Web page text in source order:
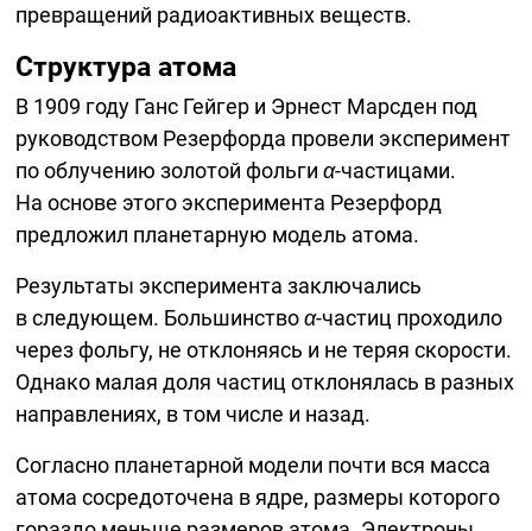
превращений радиоактивных веществ.
Структура атома
В 1909 году Ганс Гейгер и Эрнест Марсден под
руководством Резерфорда провели эксперимент
по облучению золотой фольгиα-частицами.
На основе этого эксперимента Резерфорд
предложил планетарную модель атома.
Результаты эксперимента заключались
в следующем. Большинствоα-частиц проходило
через фольгу, не отклоняясь и не теряя скорости.
Однако малая доля частиц отклонялась в разных
направлениях, в том числе и назад.
Согласно планетарной модели почти вся масса
атома сосредоточена в ядре, размеры которого